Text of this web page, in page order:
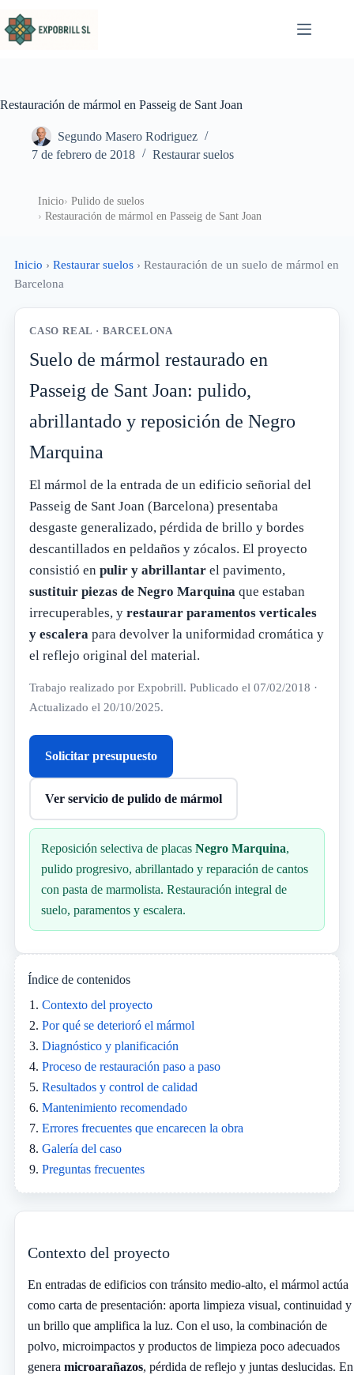
Restauración de mármol en Passeig de Sant Joan
Segundo Masero Rodriguez
7 de febrero de 2018
Restaurar suelos
Inicio
Pulido de suelos
Restauración de mármol en Passeig de Sant Joan
Inicio › Restaurar suelos › Restauración de un suelo de mármol en
Barcelona
CASO REAL · BARCELONA
Suelo de mármol restaurado en
Passeig de Sant Joan: pulido,
abrillantado y reposición de Negro
Marquina
El mármol de la entrada de un edificio señorial del
Passeig de Sant Joan (Barcelona) presentaba
desgaste generalizado, pérdida de brillo y bordes
descantillados en peldaños y zócalos. El proyecto
consistió en pulir y abrillantar el pavimento,
sustituir piezas de Negro Marquina que estaban
irrecuperables, y restaurar paramentos verticales
y escalera para devolver la uniformidad cromática y
el reflejo original del material.
Trabajo realizado por Expobrill. Publicado el 07/02/2018 ·
Actualizado el 20/10/2025.
Solicitar presupuesto
Ver servicio de pulido de mármol
Reposición selectiva de placas Negro Marquina,
pulido progresivo, abrillantado y reparación de cantos
con pasta de marmolista. Restauración integral de
suelo, paramentos y escalera.
Índice de contenidos
Contexto del proyecto
Por qué se deterioró el mármol
Diagnóstico y planificación
Proceso de restauración paso a paso
Resultados y control de calidad
Mantenimiento recomendado
Errores frecuentes que encarecen la obra
Galería del caso
Preguntas frecuentes
Contexto del proyecto
En entradas de edificios con tránsito medio-alto, el mármol actúa
como carta de presentación: aporta limpieza visual, continuidad y
un brillo que amplifica la luz. Con el uso, la combinación de
polvo, microimpactos y productos de limpieza poco adecuados
genera microarañazos, pérdida de reflejo y juntas deslucidas. En